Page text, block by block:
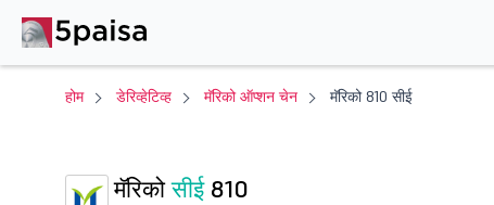
होम डेरिव्हेटिव्ह मॅरिको ऑप्शन चेन मॅरिको 810 सीई
मॅरिकोसीई810